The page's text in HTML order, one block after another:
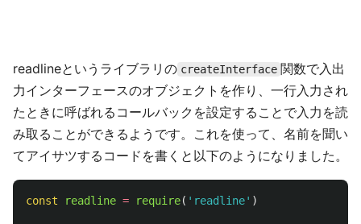
readlineというライブラリの createInterface 関数で入出
力インターフェースのオブジェクトを作り、一行入力され
たときに呼ばれるコールバックを設定することで入力を読
み取ることができるようです。これを使って、名前を聞い
てアイサツするコードを書くと以下のようになりました。
const readline = require( ' readline' )